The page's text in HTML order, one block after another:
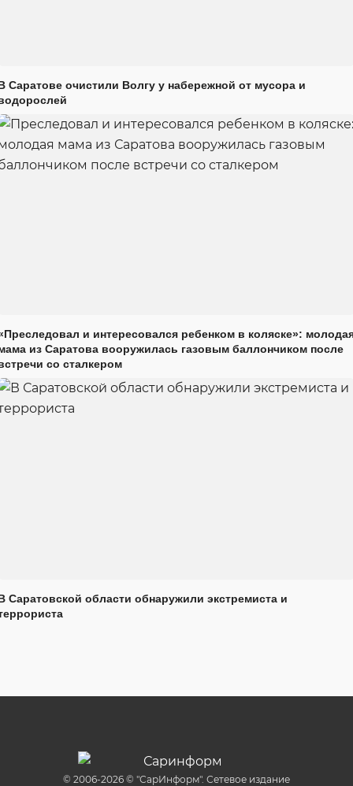
Саратове очистили Волгу у набережной от мусора и
и интересовался ребенком в коляске»:
из Саратова вооружилась газовым баллончиком после
со сталкером
Саратовской области обнаружили экстремиста и
© 2006-2026 © "СарИнформ". Сетевое издание